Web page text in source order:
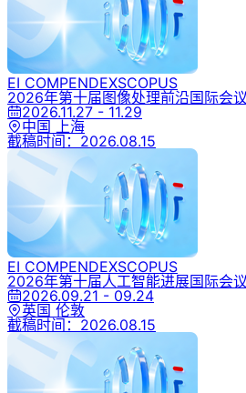
EI COMPENDEXSCOPUS
2026年第十届图像处理前沿国际会议
2026.11.27 - 11.29
中国 上海
截稿时间： 2026.08.15
EI COMPENDEXSCOPUS
2026年第十届人工智能进展国际会议
2026.09.21 - 09.24
英国 伦敦
截稿时间： 2026.08.15